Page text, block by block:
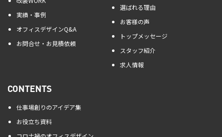
実績・事例
オフィスデザインQ&A
お問合せ・お見積依頼
選ばれる理由
お客様の声
トップメッセージ
スタッフ紹介
求人情報
CONTENTS
仕事場創りのアイデア集
お役立ち資料